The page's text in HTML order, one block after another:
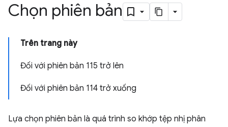
Chọn phiên bản
Trên trang này
Đối với phiên bản 115 trở lên
Đối với phiên bản 114 trở xuống
Lựa chọn phiên bản là quá trình so khớp tệp nhị phân